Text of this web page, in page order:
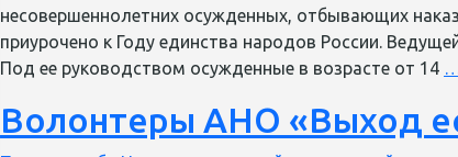
несовершеннолетних осужденных, отбывающих
приурочено к Году единства народов России.
Под ее руководством осужденные в возрасте от 14
Волонтеры АНО «Выход